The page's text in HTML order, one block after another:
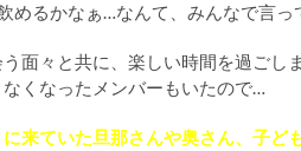
めるかなぁ…なんて、みんなで言っ
面々と共に、楽しい時間を過ごしま
くなったメンバーもいたので…
来ていた旦那さんや奥さん、子ど